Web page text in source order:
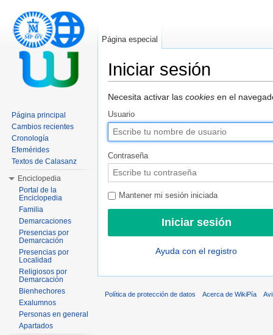
Iniciar sesión
Necesita activar las cookies en el
Usuario
Contraseña
Mantener mi sesión iniciada
Ayuda con el registro
Página especial
Página principal
Cambios recientes
Cronología
Efemérides
Textos de Calasanz
Enciclopedia
Portal de la
Enciclopedia
Familia
Demarcaciones
Presencias por
Demarcación
Presencias por
Localidad
Religiosos por
Demarcación
Bienhechores
Exalumnos
Personas en general
Apartados
Política de protección de datos Acerca de WikiPía